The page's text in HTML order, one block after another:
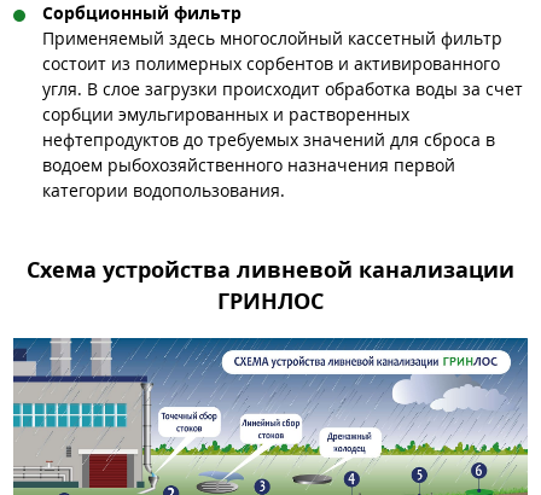
Сорбционный фильтр
Применяемый здесь многослойный кассетный фильтр
состоит из полимерных сорбентов и активированного
угля. В слое загрузки происходит обработка воды за счет
сорбции эмульгированных и растворенных
нефтепродуктов до требуемых значений для сброса в
водоем рыбохозяйственного назначения первой
категории водопользования.
Схема устройства ливневой канализации
ГРИНЛОС